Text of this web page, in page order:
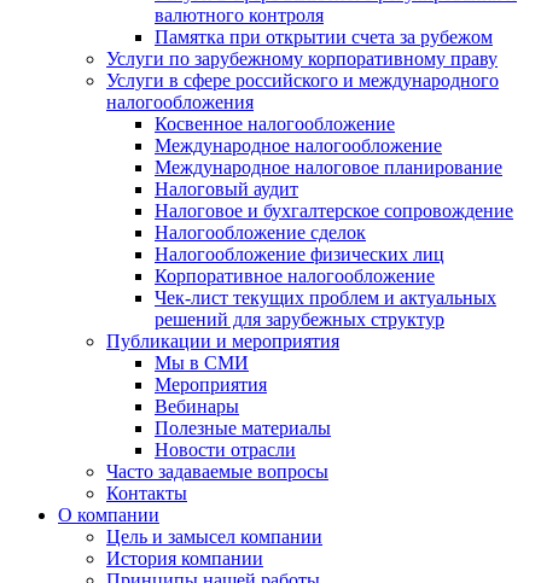
валютного контроля
Памятка при открытии счета за рубежом
Услуги по зарубежному корпоративному праву
Услуги в сфере российского и международного
налогообложения
Косвенное налогообложение
Международное налогообложение
Международное налоговое планирование
Налоговый аудит
Налоговое и бухгалтерское сопровождение
Налогообложение сделок
Налогообложение физических лиц
Корпоративное налогообложение
Чек-лист текущих проблем и актуальных
решений для зарубежных структур
Публикации и мероприятия
Мы в СМИ
Мероприятия
Вебинары
Полезные материалы
Новости отрасли
Часто задаваемые вопросы
Контакты
О компании
Цель и замысел компании
История компании